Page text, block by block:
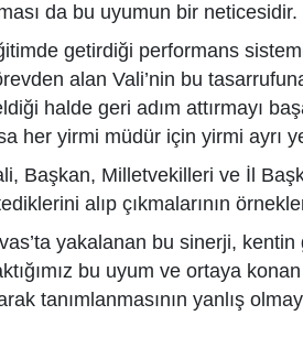
da bu uyumun bir neticesidir.
getirdiği performans
alan Vali’nin bu
halde geri adım attırmayı
her yirmi müdür için yirmi ayrı
Başkan, Milletvekilleri ve İl
alıp çıkmalarının
yakalanan bu sinerji,
bu uyum ve ortaya
tanımlanmasının yanlış